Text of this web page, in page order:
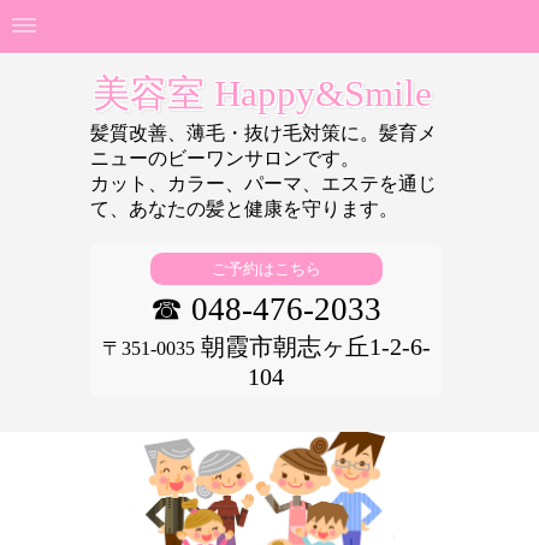
美容室 Happy&Smile
髪質改善、薄毛・抜け毛対策に。髪育メ
ニューのビーワンサロンです。
カット、カラー、パーマ、エステを通じ
て、あなたの髪と健康を守ります。
ご予約はこちら
☎ 048-476-2033
〒351-0035朝霞市朝志ヶ丘1-2-6-
104